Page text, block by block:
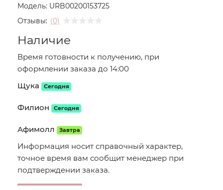
Модель: URB00200153725
Отзывы: (0)
Наличие
Время готовности к получению, при
оформлении заказа до 14:00
Щука
Сегодня
Филион Сегодня
Афимолл Завтра
Информация носит справочный характер,
точное время вам сообщит менеджер при
подтверждении заказа.